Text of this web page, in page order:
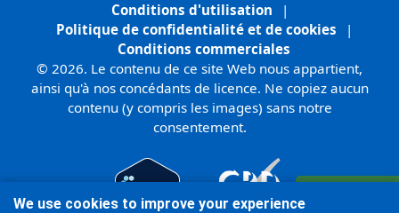
Conditions d'utilisation
|
Politique de confidentialité et de cookies
|
Conditions commerciales
© 2026. Le contenu de ce site Web nous appartient,
ainsi qu'à nos concédants de licence. Ne copiez aucun
contenu (y compris les images) sans notre
consentement.
We use cookies to improve your experience